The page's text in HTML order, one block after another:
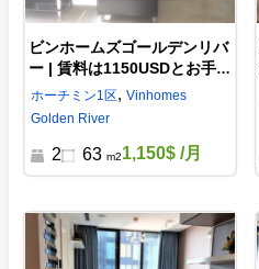
ビンホームズゴールデンリバ
ー | 賃料は1150USDとお手頃
なお部屋 2LDK-S1021941
ホーチミン1区, Vinhomes
Golden River
2 63 m21,150$ /月